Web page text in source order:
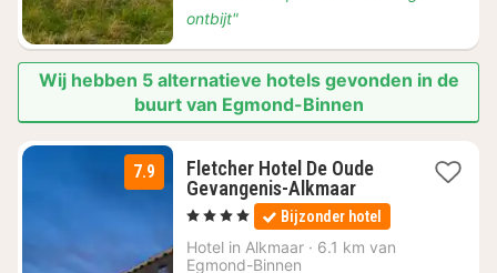
ontbijt"
Wij hebben 5 alternatieve hotels gevonden in de
buurt van Egmond-Binnen
7.9
Fletcher Hotel De Oude
Gevangenis-Alkmaar1
nacht
vanaf
€
, 4 Sterren Bijzonder hotel
Hotel in Alkmaar · 6.1 km van
Egmond-Binnen